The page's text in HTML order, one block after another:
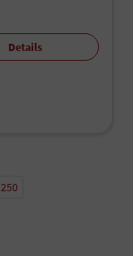
Details
250